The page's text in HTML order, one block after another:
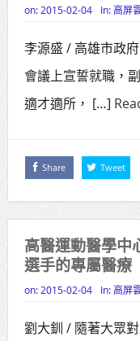
on: 2015-02-04 In:高屏
李源盛 / 高雄市政
會議上宣誓就職，
適才適所， […]
Share Tweet
高醫運動醫學中
選手的專屬醫療
on: 2015-02-04 In:高屏
劉大釧 / 隨著大眾